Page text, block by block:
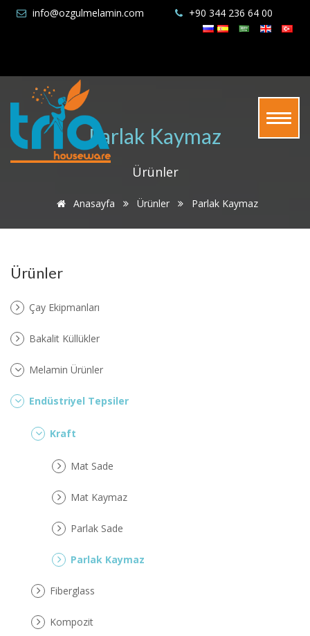
info@ozgulmelamin.com +90 344 236 64 00
Parlak Kaymaz
Ürünler
Anasayfa Ürünler Parlak Kaymaz
Ürünler
Çay Ekipmanları
Bakalit Küllükler
Melamin Ürünler
Endüstriyel Tepsiler
Kraft
Mat Sade
Mat Kaymaz
Parlak Sade
Parlak Kaymaz
Fiberglass
Kompozit